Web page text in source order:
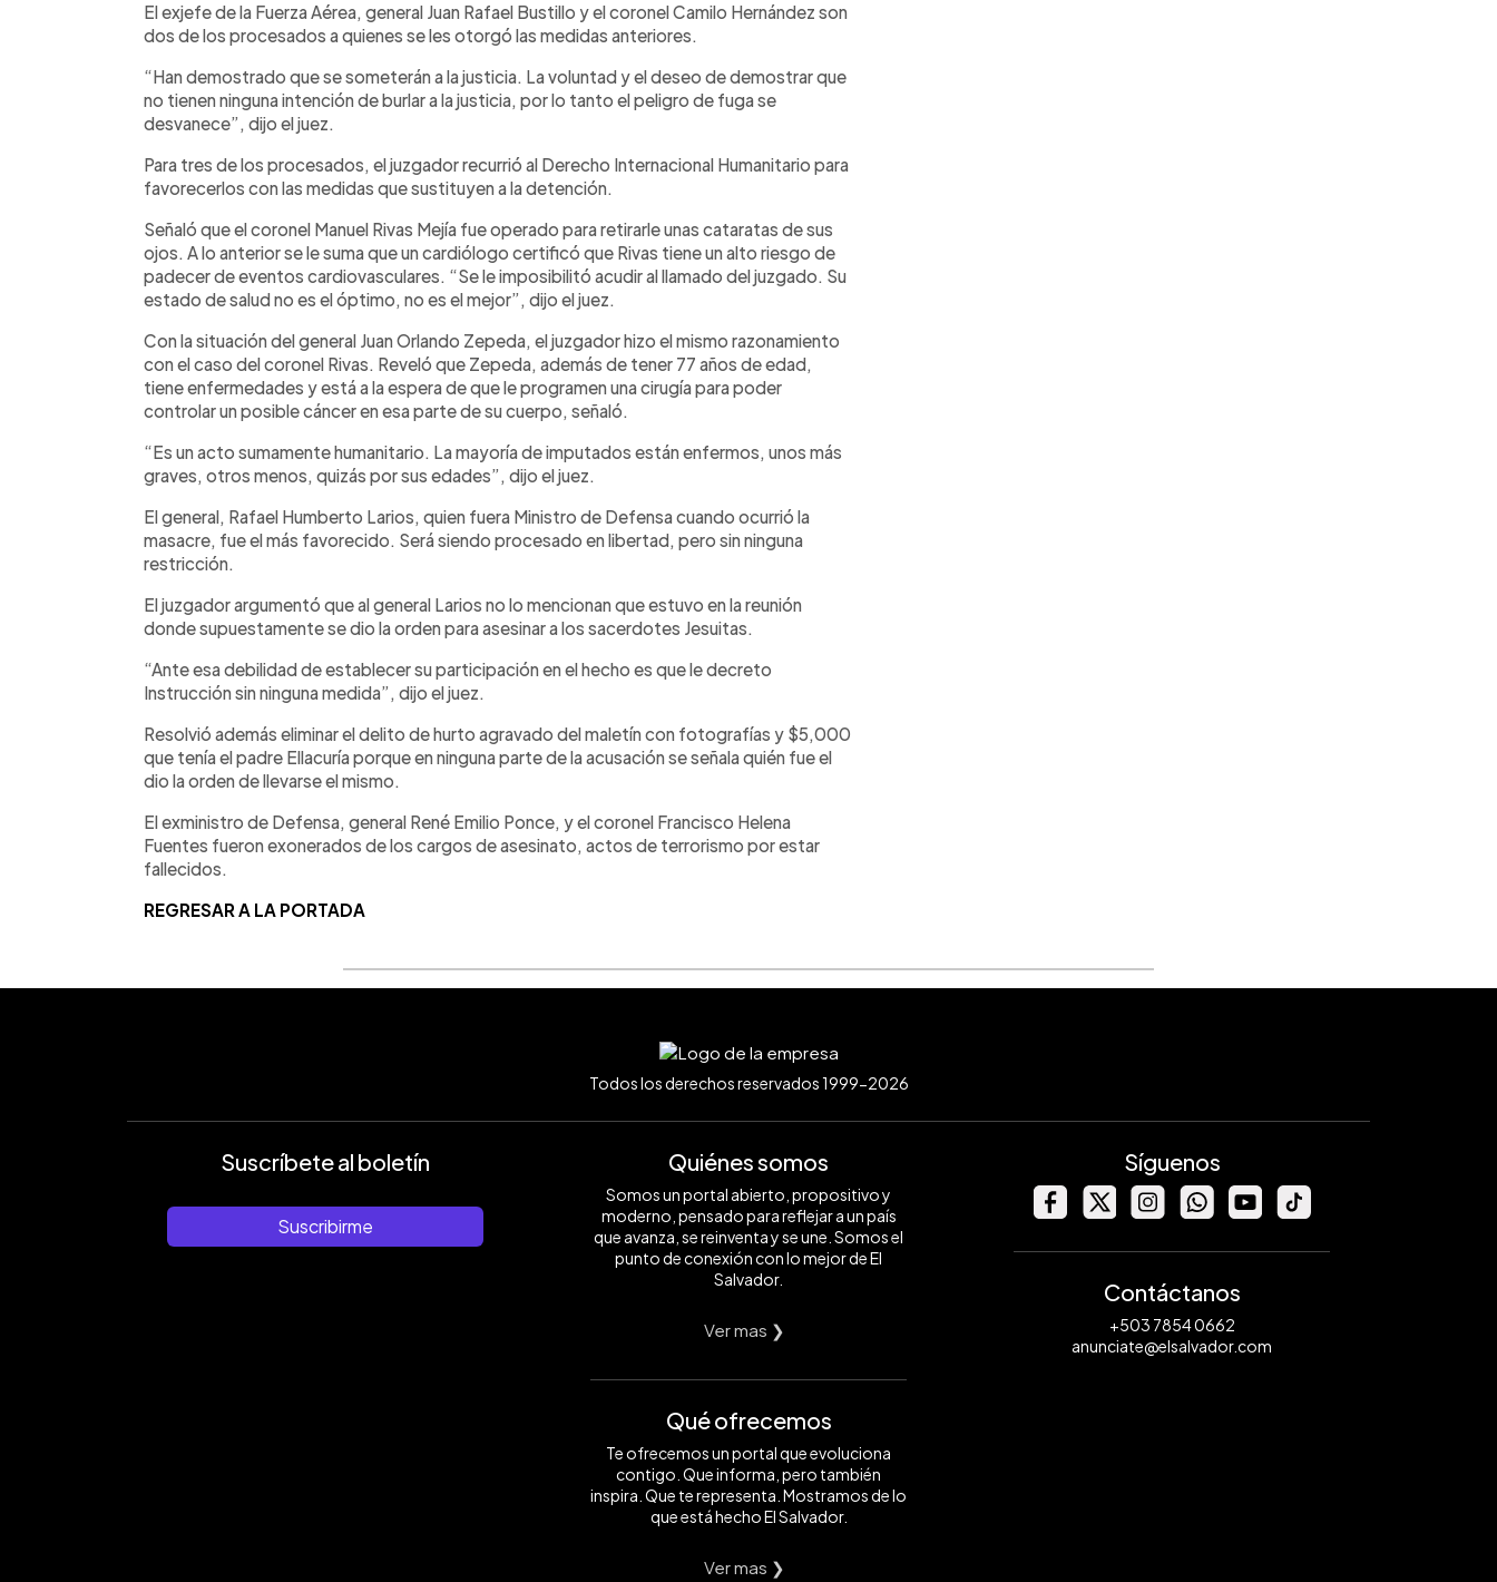
El exjefe de la Fuerza Aérea, general Juan Rafael Bustillo y el coronel Camilo Hernández son
dos de los procesados a quienes se les otorgó las medidas anteriores.
“Han demostrado que se someterán a la justicia. La voluntad y el deseo de demostrar que
no tienen ninguna intención de burlar a la justicia, por lo tanto el peligro de fuga se
desvanece”, dijo el juez.
Para tres de los procesados, el juzgador recurrió al Derecho Internacional Humanitario para
favorecerlos con las medidas que sustituyen a la detención.
Señaló que el coronel Manuel Rivas Mejía fue operado para retirarle unas cataratas de sus
ojos. A lo anterior se le suma que un cardiólogo certificó que Rivas tiene un alto riesgo de
padecer de eventos cardiovasculares. “Se le imposibilitó acudir al llamado del juzgado. Su
estado de salud no es el óptimo, no es el mejor”, dijo el juez.
Con la situación del general Juan Orlando Zepeda, el juzgador hizo el mismo razonamiento
con el caso del coronel Rivas. Reveló que Zepeda, además de tener 77 años de edad,
tiene enfermedades y está a la espera de que le programen una cirugía para poder
controlar un posible cáncer en esa parte de su cuerpo, señaló.
“Es un acto sumamente humanitario. La mayoría de imputados están enfermos, unos más
graves, otros menos, quizás por sus edades”, dijo el juez.
El general, Rafael Humberto Larios, quien fuera Ministro de Defensa cuando ocurrió la
masacre, fue el más favorecido. Será siendo procesado en libertad, pero sin ninguna
restricción.
El juzgador argumentó que al general Larios no lo mencionan que estuvo en la reunión
donde supuestamente se dio la orden para asesinar a los sacerdotes Jesuitas.
“Ante esa debilidad de establecer su participación en el hecho es que le decreto
Instrucción sin ninguna medida”, dijo el juez.
Resolvió además eliminar el delito de hurto agravado del maletín con fotografías y $5,000
que tenía el padre Ellacuría porque en ninguna parte de la acusación se señala quién fue el
dio la orden de llevarse el mismo.
El exministro de Defensa, general René Emilio Ponce, y el coronel Francisco Helena
Fuentes fueron exonerados de los cargos de asesinato, actos de terrorismo por estar
fallecidos.
REGRESAR A LA PORTADA
Todos los derechos reservados 1999-2026
Suscríbete al boletín
Suscribirme
Quiénes somos
Somos un portal abierto, propositivo y
moderno, pensado para reflejar a un país
que avanza, se reinventa y se une. Somos el
punto de conexión con lo mejor de El
Salvador.
Ver mas ❯
Qué ofrecemos
Te ofrecemos un portal que evoluciona
contigo. Que informa, pero también
inspira. Que te representa. Mostramos de lo
que está hecho El Salvador.
Ver mas ❯
Síguenos
Contáctanos
+503 7854 0662
anunciate@elsalvador.com